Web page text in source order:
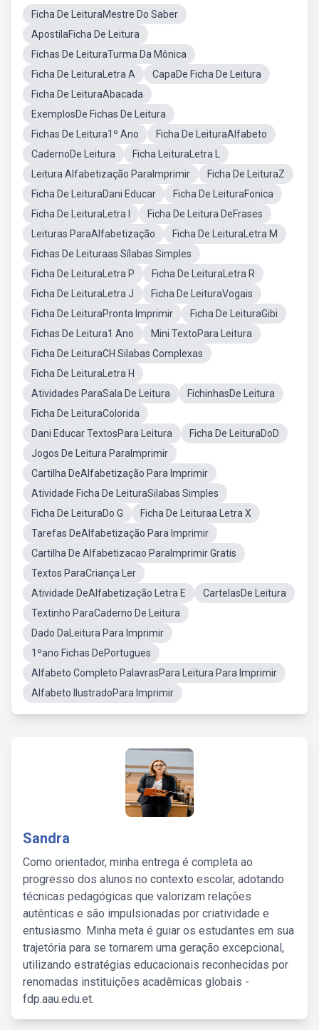
Ficha De LeituraMestre Do Saber
ApostilaFicha De Leitura
Fichas De LeituraTurma Da Mônica
Ficha De LeituraLetra A
CapaDe Ficha De Leitura
Ficha De LeituraAbacada
ExemplosDe Fichas De Leitura
Fichas De Leitura1º Ano
Ficha De LeituraAlfabeto
CadernoDe Leitura
Ficha LeituraLetra L
Leitura Alfabetização ParaImprimir
Ficha De LeituraZ
Ficha De LeituraDani Educar
Ficha De LeituraFonica
Ficha De LeituraLetra I
Ficha De Leitura DeFrases
Leituras ParaAlfabetização
Ficha De LeituraLetra M
Fichas De Leituraas Sílabas Simples
Ficha De LeituraLetra P
Ficha De LeituraLetra R
Ficha De LeituraLetra J
Ficha De LeituraVogais
Ficha De LeituraPronta Imprimir
Ficha De LeituraGibi
Fichas De Leitura1 Ano
Mini TextoPara Leitura
Ficha De LeituraCH Silabas Complexas
Ficha De LeituraLetra H
Atividades ParaSala De Leitura
FichinhasDe Leitura
Ficha De LeituraColorida
Dani Educar TextosPara Leitura
Ficha De LeituraDoD
Jogos De Leitura ParaImprimir
Cartilha DeAlfabetização Para Imprimir
Atividade Ficha De LeituraSilabas Simples
Ficha De LeituraDo G
Ficha De Leituraa Letra X
Tarefas DeAlfabetização Para Imprimir
Cartilha De Alfabetizacao ParaImprimir Gratis
Textos ParaCriança Ler
Atividade DeAlfabetização Letra E
CartelasDe Leitura
Textinho ParaCaderno De Leitura
Dado DaLeitura Para Imprimir
1ºano Fichas DePortugues
Alfabeto Completo PalavrasPara Leitura Para Imprimir
Alfabeto IlustradoPara Imprimir
Sandra
Como orientador, minha entrega é completa ao
progresso dos alunos no contexto escolar, adotando
técnicas pedagógicas que valorizam relações
autênticas e são impulsionadas por criatividade e
entusiasmo. Minha meta é guiar os estudantes em sua
trajetória para se tornarem uma geração excepcional,
utilizando estratégias educacionais reconhecidas por
renomadas instituições acadêmicas globais -
fdp.aau.edu.et.